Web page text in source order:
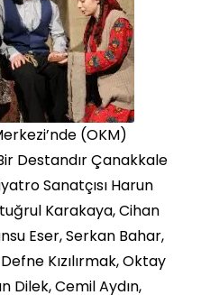
(OKM)
Destandır Çanakkale
Sanatçısı Harun
Karakaya, Cihan
Eser, Serkan Bahar,
Kızılırmak, Oktay
Dilek, Cemil Aydın,